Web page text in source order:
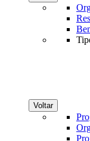
Voltar